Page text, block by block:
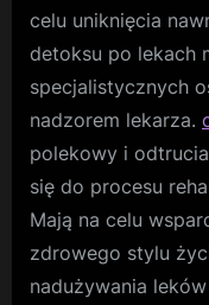
celu uniknięcia
detoksu po lekach
specjalistycznych
nadzorem lekarza.
polekowy i
się do procesu
Mają na celu
zdrowego stylu
nadużywania